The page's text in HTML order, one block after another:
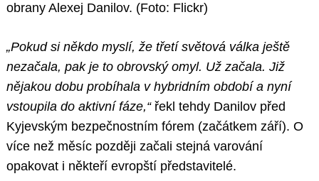
obrany Alexej Danilov. (Foto: Flickr)
„Pokud si někdo myslí, že třetí světová válka ještě
nezačala, pak je to obrovský omyl. Už začala. Již
nějakou dobu probíhala v hybridním období a nyní
vstoupila do aktivní fáze,“řekl tehdy Danilov před
Kyjevským bezpečnostním fórem (začátkem září). O
více než měsíc později začali stejná varování
opakovat i někteří evropští představitelé.